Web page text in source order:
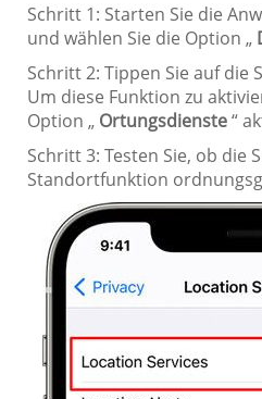
Schritt 1: Starten Sie die
und wählen Sie die Option „
Schritt 2: Tippen Sie auf die
Um diese Funktion zu
Option „ Ortungsdienste“
Schritt 3: Testen Sie, ob die
Standortfunktion